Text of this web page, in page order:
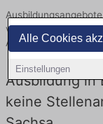
Alle Cookies
Einstellungen
von namhaften
Arbeitgebern und
Ausbildung in
keine